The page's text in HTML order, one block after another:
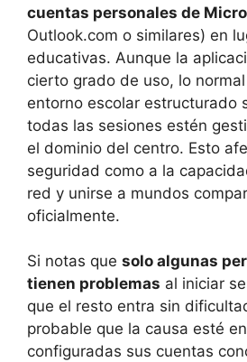
cuentas personales de
Outlook.com o similares) en
educativas. Aunque la
cierto grado de uso, lo
entorno escolar estructurado
todas las sesiones estén
el dominio del centro. Esto
seguridad como a la
red y unirse a mundos
oficialmente.
Si notas que solo algunas
tienen problemas al iniciar
que el resto entra sin
probable que la causa esté
configuradas sus cuentas